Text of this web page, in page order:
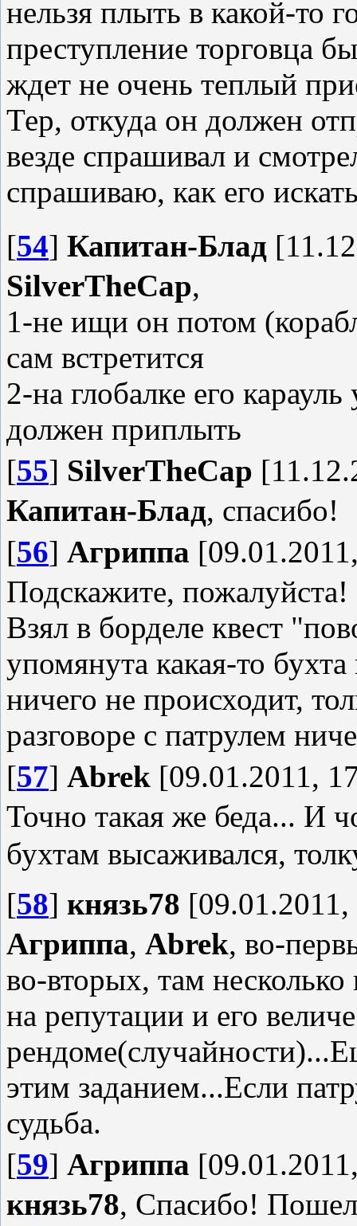
нельзя плыть в какой-то
преступление торговца
ждет не очень теплый
Тер, откуда он должен
везде спрашивал и
спрашиваю, как его
[54] Капитан-Блад
SilverTheCap,
1-не ищи он потом
сам встретится
2-на глобалке его
должен приплыть
[55] SilverTheCap
Капитан-Блад, спасибо!
[56] Агриппа
Подскажите, пожалуйста!
Взял в борделе квест
упомянута какая-то
ничего не происходит,
разговоре с патрулем
[57] Abrek [09.01.2011,
Точно такая же беда... И
бухтам высаживался,
[58] князь78
Агриппа, Abrek, во-
во-вторых, там
на репутации и его
этим заданием...Если
судьба.
[59] Агриппа
князь78, Спасибо! Пошел